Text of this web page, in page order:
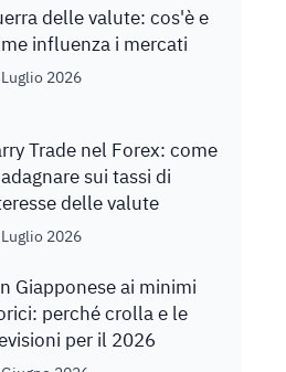
delle valute: cos'è e
influenza i mercati
2026
Trade nel Forex: come
sui tassi di
delle valute
2026
Giapponese ai minimi
perché crolla e le
per il 2026